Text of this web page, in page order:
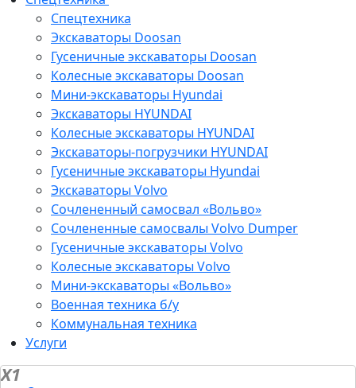
Спецтехника
Экскаваторы Doosan
Гусеничные экскаваторы Doosan
Колесные экскаваторы Doosan
Мини-экскаваторы Hyundai
Экскаваторы HYUNDAI
Колесные экскаваторы HYUNDAI
Экскаваторы-погрузчики HYUNDAI
Гусеничные экскаваторы Hyundai
Экскаваторы Volvo
Сочлененный самосвал «Вольво»
Сочлененные самосвалы Volvo Dumper
Гусеничные экскаваторы Volvo
Колесные экскаваторы Volvo
Мини-экскаваторы «Вольво»
Военная техника б/у
Коммунальная техника
Услуги
X1